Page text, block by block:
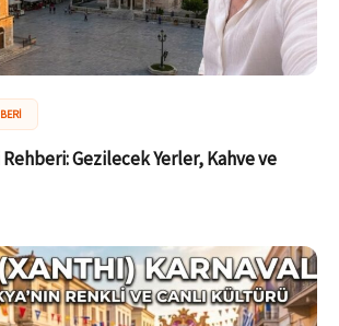
Gezilecek Yerler, Kahve ve